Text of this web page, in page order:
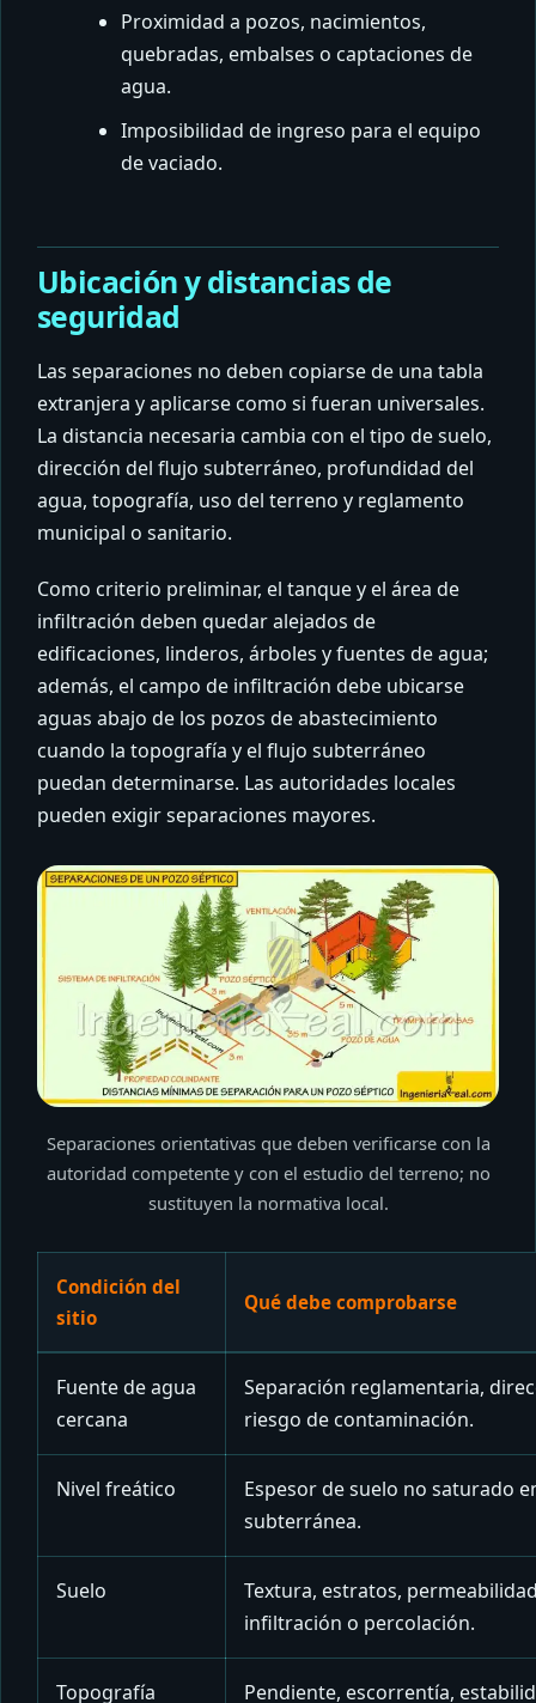
Proximidad a pozos, nacimientos,
quebradas, embalses o captaciones de
agua.
Imposibilidad de ingreso para el equipo
de vaciado.
Ubicación y distancias de
seguridad
Las separaciones no deben copiarse de una tabla
extranjera y aplicarse como si fueran universales.
La distancia necesaria cambia con el tipo de suelo,
dirección del flujo subterráneo, profundidad del
agua, topografía, uso del terreno y reglamento
municipal o sanitario.
Como criterio preliminar, el tanque y el área de
infiltración deben quedar alejados de
edificaciones, linderos, árboles y fuentes de agua;
además, el campo de infiltración debe ubicarse
aguas abajo de los pozos de abastecimiento
cuando la topografía y el flujo subterráneo
puedan determinarse. Las autoridades locales
pueden exigir separaciones mayores.
Separaciones orientativas que deben verificarse con la
autoridad competente y con el estudio del terreno; no
sustituyen la normativa local.
Condición del
sitio
Qué debe comprobarse
Fuente de agua
cercana
Separación reglamentaria,
riesgo de contaminación.
Nivel freático
Espesor de suelo no saturado
subterránea.
Suelo
Textura, estratos,
infiltración o percolación.
Topografía
Pendiente, escorrentía,